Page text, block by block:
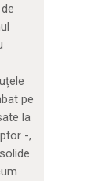
pe
la
-,